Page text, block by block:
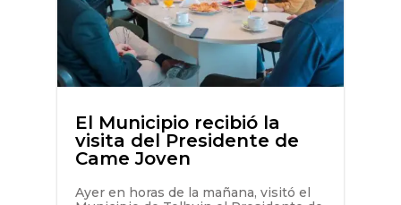
El Municipio recibió la
visita del Presidente de
Came Joven
Ayer en horas de la mañana, visitó el